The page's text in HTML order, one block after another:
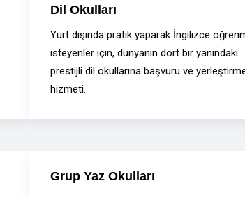
Dil Okulları
Yurt dışında pratik yaparak İngilizce
isteyenler için, dünyanın dört bir yanındaki
prestijli dil okullarına başvuru ve
hizmeti.
Grup Yaz Okulları